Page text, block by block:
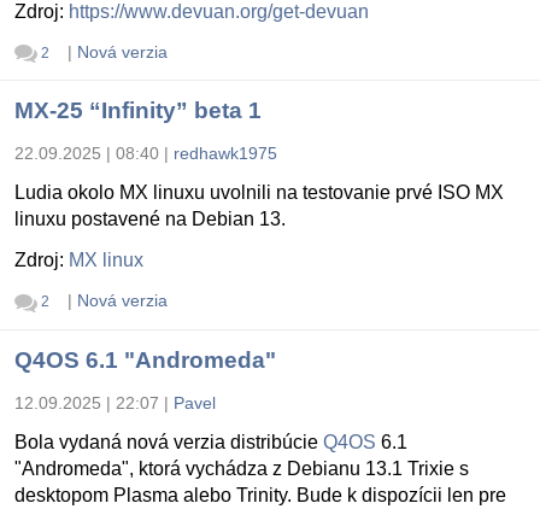
Zdroj: https://www.devuan.org/get-devuan
2 | Nová verzia
MX-25 “Infinity” beta 1
22.09.2025 | 08:40 | redhawk1975
Ludia okolo MX linuxu uvolnili na testovanie prvé ISO MX
linuxu postavené na Debian 13.
Zdroj: MX linux
2 | Nová verzia
Q4OS 6.1 "Andromeda"
12.09.2025 | 22:07 | Pavel
Bola vydaná nová verzia distribúcie Q4OS 6.1
"Andromeda", ktorá vychádza z Debianu 13.1 Trixie s
desktopom Plasma alebo Trinity. Bude k dispozícii len pre